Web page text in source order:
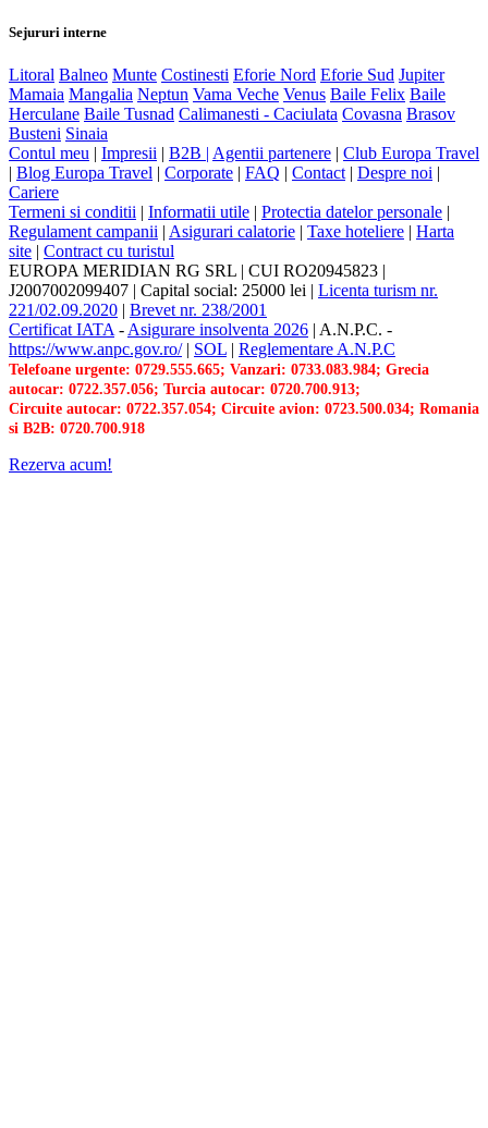
Sejururi interne
Litoral Balneo Munte Costinesti Eforie Nord Eforie Sud Jupiter
Mamaia Mangalia Neptun Vama Veche Venus Baile Felix Baile
Herculane Baile Tusnad Calimanesti - Caciulata Covasna Brasov
Busteni Sinaia
Contul meu | Impresii | B2B | Agentii partenere | Club Europa Travel
| Blog Europa Travel | Corporate | FAQ | Contact | Despre noi |
Cariere
Termeni si conditii | Informatii utile | Protectia datelor personale |
Regulament campanii | Asigurari calatorie | Taxe hoteliere | Harta
site | Contract cu turistul
EUROPA MERIDIAN RG SRL | CUI RO20945823 |
J2007002099407 | Capital social: 25000 lei | Licenta turism nr.
221/02.09.2020 | Brevet nr. 238/2001
Certificat IATA - Asigurare insolventa 2026 | A.N.P.C. -
https://www.anpc.gov.ro/| SOL | Reglementare A.N.P.C
Telefoane urgente: 0729.555.665; Vanzari: 0733.083.984; Grecia
autocar: 0722.357.056; Turcia autocar: 0720.700.913;
Circuite autocar: 0722.357.054; Circuite avion: 0723.500.034; Romania
si B2B: 0720.700.918
Rezerva acum!